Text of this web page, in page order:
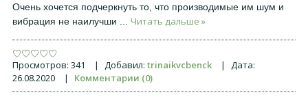
Очень хочется подчеркнуть то, что производимые им шум и
вибрация не наилучши
Читать дальше »
Просмотров: 341 | Добавил: trinaikvcbenck |
Дата:
26.08.2020
| Комментарии (0)